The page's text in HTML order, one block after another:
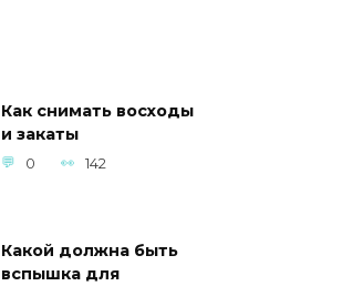
Как снимать восходы
и закаты
0 142
Какой должна быть
вспышка для